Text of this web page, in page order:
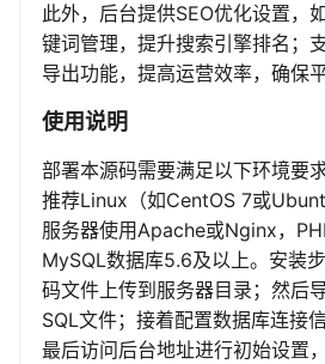
此外，后台提供SEO优化设置，
键词管理，提升搜索引擎排名；
导出功能，提高运营效率，确保
使用说明
部署本源码需要满足以下环境要
推荐Linux（如CentOS 7或
服务器使用Apache或Nginx，
MySQL数据库5.6及以上。安装
码文件上传到服务器目录；然后
SQL文件；接着配置数据库连接
最后访问后台地址进行初始设置